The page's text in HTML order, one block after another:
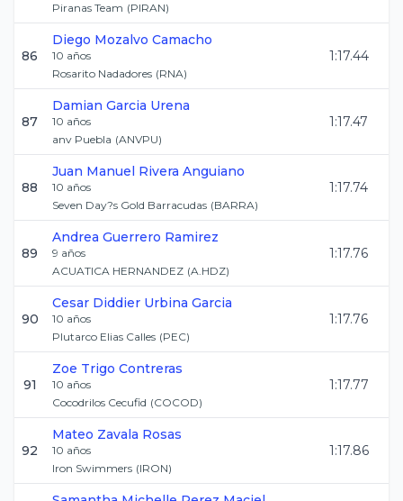
Piranas Team (PIRAN)
86
Diego Mozalvo Camacho
10 años
Rosarito Nadadores (RNA)
1:17.44
87
Damian Garcia Urena
10 años
anv Puebla (ANVPU)
1:17.47
88
Juan Manuel Rivera Anguiano
10 años
Seven Day?s Gold Barracudas (BARRA)
1:17.74
89
Andrea Guerrero Ramirez
9 años
ACUATICA HERNANDEZ (A.HDZ)
1:17.76
90
Cesar Diddier Urbina Garcia
10 años
Plutarco Elias Calles (PEC)
1:17.76
91
Zoe Trigo Contreras
10 años
Cocodrilos Cecufid (COCOD)
1:17.77
92
Mateo Zavala Rosas
10 años
Iron Swimmers (IRON)
1:17.86